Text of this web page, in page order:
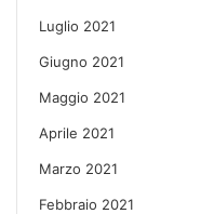
Luglio 2021
Giugno 2021
Maggio 2021
Aprile 2021
Marzo 2021
Febbraio 2021